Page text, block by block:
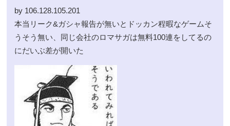
by 106.128.105.201
本当リーク&ガシャ報告が無いとドッカン程暇なゲームそ
うそう無い、同じ会社のロマサガは無料100連をしてるの
にだいぶ差が開いた